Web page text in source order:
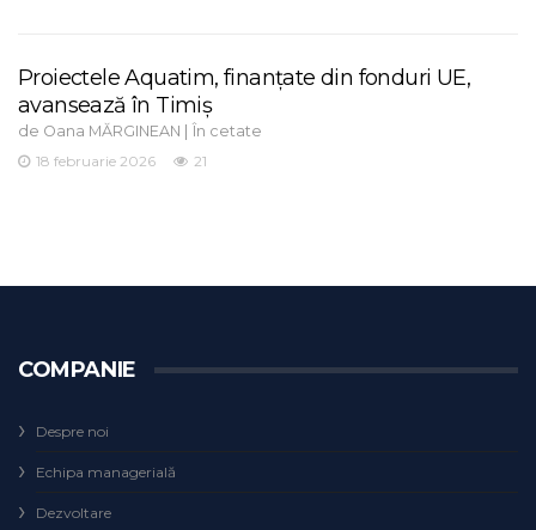
Proiectele Aquatim, finanțate din fonduri UE,
avansează în Timiș
de Oana MĂRGINEAN | În cetate
18 februarie 2026
21
COMPANIE
Despre noi
Echipa managerială
Dezvoltare